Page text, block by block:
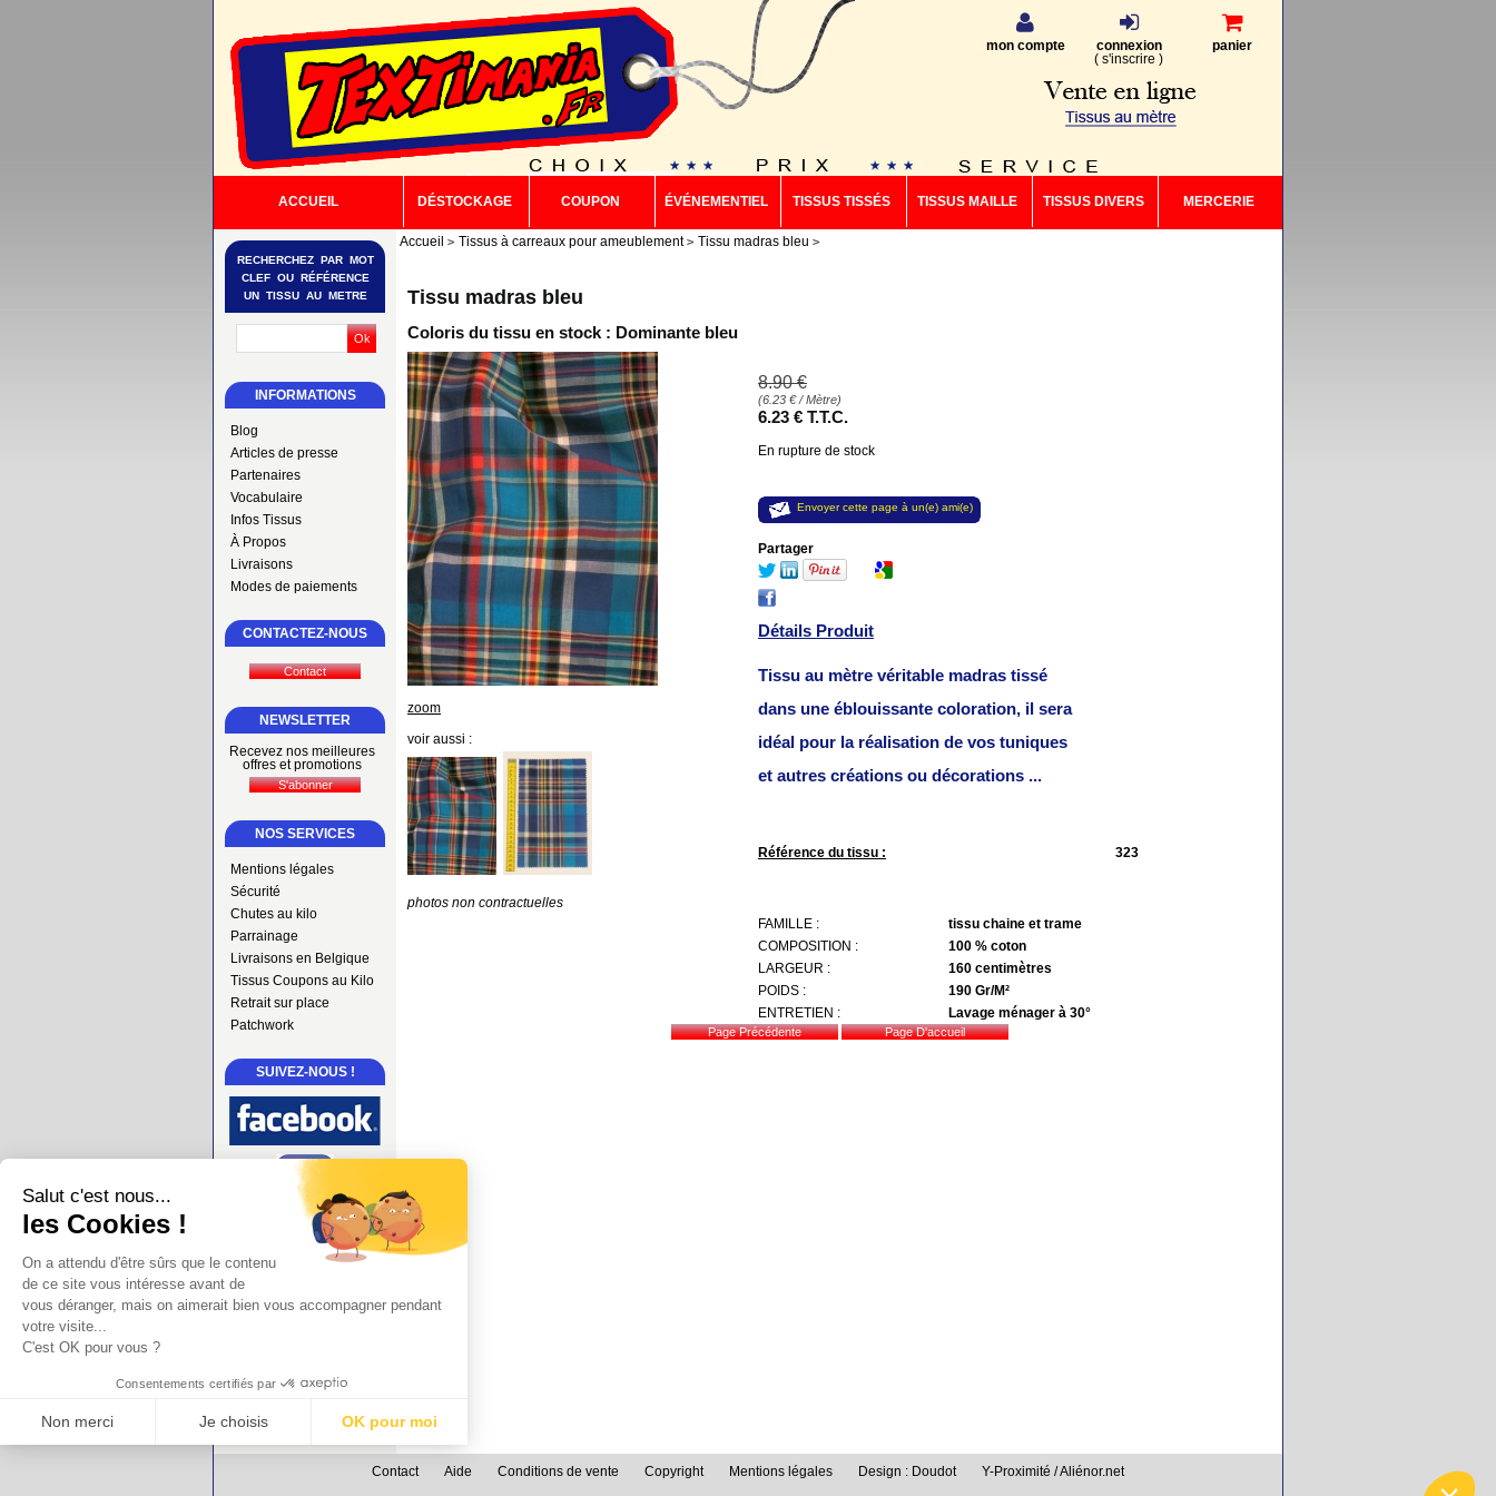
mon compte
connexion
( s'inscrire )
panier
ACCUEIL DÉSTOCKAGE COUPON ÉVÉNEMENTIEL TISSUS TISSÉS TISSUS MAILLE TISSUS DIVERS MERCERIE
INFORMATIONS
Blog
Articles de presse
Partenaires
Vocabulaire
Infos Tissus
À Propos
Livraisons
Modes de paiements
RECHERCHEZ PAR MOT
CLEF OU RÉFÉRENCE
UN TISSU AU METRE
CONTACTEZ-NOUS
NEWSLETTER
Recevez nos meilleures
offres et promotions
NOS SERVICES
Mentions légales
Sécurité
Chutes au kilo
Parrainage
Livraisons en Belgique
Tissus Coupons au Kilo
Retrait sur place
Patchwork
SUIVEZ-NOUS !
Accueil Tissus à carreaux pour ameublement Tissu madras bleu
Tissu madras bleu
Coloris du tissu en stock : Dominante bleu
zoom
voir aussi :
photos non contractuelles
8.90 €
(6.23 €/ Mètre)
6.23 € T.T.C.
En rupture de stock
Envoyer cette page à un(e) ami(e)
Partager
Détails Produit
Tissu au mètre véritable madras tissé
dans une éblouissante coloration, il sera
idéal pour la réalisation de vos tuniques
et autres créations ou décorations ...
Référence du tissu : 323
FAMILLE :
tissu chaine et trame
COMPOSITION :
100 % coton
LARGEUR :
160 centimètres
POIDS :
190 Gr/M²
ENTRETIEN :
Lavage ménager à 30°
Contact Aide Conditions de vente Copyright Mentions légales Design : Doudot Y-Proximité / Aliénor.net
Salut c'est nous...
les Cookies !
On a attendu d'être sûrs que le contenu
de ce site vous intéresse avant de
vous déranger, mais on aimerait bien vous accompagner pendant
votre visite...
C'est OK pour vous ?
Consentements certifiés par
Non merci Je choisis OK pour moi
Plateforme de Gestion du Consentement : Personnalisez vos Options